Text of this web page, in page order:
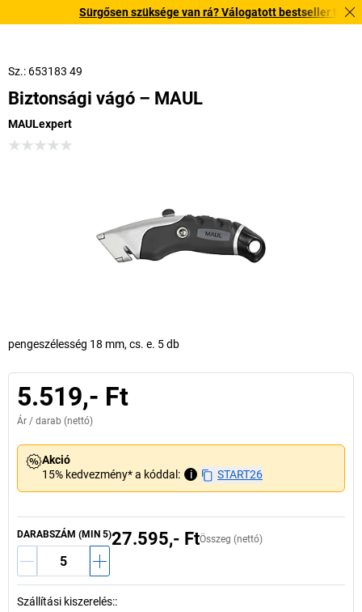
Sürgősen szüksége van rá? Válogatott bestseller
Sz.: 653183 49
Biztonsági vágó – MAUL
MAULexpert
pengeszélesség 18 mm, cs. e. 5 db
5.519,- Ft
Ár / darab (nettó)
Akció
15% kedvezmény* a kóddal:
i START26
DARABSZÁM (MIN 5) Összeg (nettó)
27.595,- Ft
Szállítási kiszerelés::